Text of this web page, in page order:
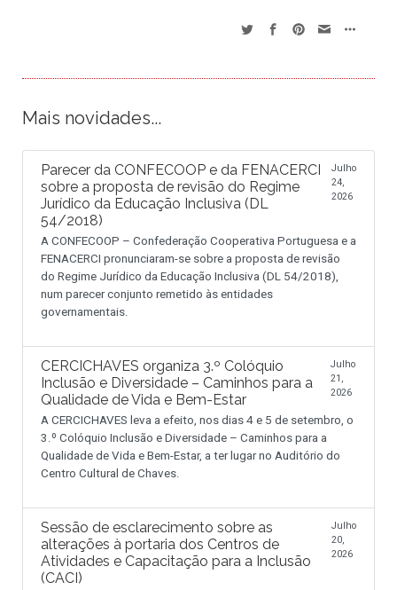
Mais novidades...
Parecer da CONFECOOP e da FENACERCI
sobre a proposta de revisão do Regime
Jurídico da Educação Inclusiva (DL
54/2018)
Julho
24,
2026
A CONFECOOP – Confederação Cooperativa Portuguesa e a
FENACERCI pronunciaram-se sobre a proposta de revisão
do Regime Jurídico da Educação Inclusiva (DL 54/2018),
num parecer conjunto remetido às entidades
governamentais.
CERCICHAVES organiza 3.º Colóquio
Inclusão e Diversidade – Caminhos para a
Qualidade de Vida e Bem-Estar
Julho
21,
2026
A CERCICHAVES leva a efeito, nos dias 4 e 5 de setembro, o
3.º Colóquio Inclusão e Diversidade – Caminhos para a
Qualidade de Vida e Bem-Estar, a ter lugar no Auditório do
Centro Cultural de Chaves.
Sessão de esclarecimento sobre as
alterações à portaria dos Centros de
Atividades e Capacitação para a Inclusão
(CACI)
Julho
20,
2026